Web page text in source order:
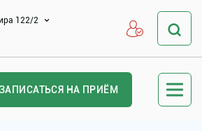
122/2
НА ПРИЁМ